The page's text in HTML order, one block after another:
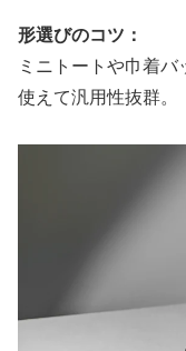
形選びのコツ：
ミニトートや巾着
使えて汎用性抜群。